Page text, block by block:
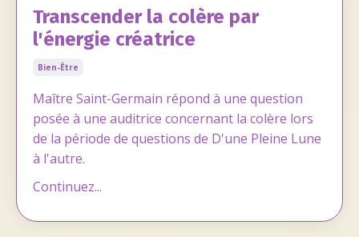
Transcender la colère par
l'énergie créatrice
Bien-Être
Maître Saint-Germain répond à une question
posée à une auditrice concernant la colère lors
de la période de questions de D'une Pleine Lune
à l'autre.
Continuez...